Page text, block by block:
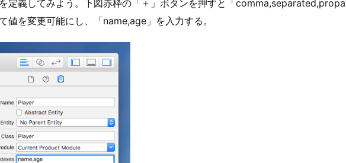
定義してみよう。下図赤枠の「＋」ボタンを押すと「
値を変更可能にし、「name,age」を入力する。